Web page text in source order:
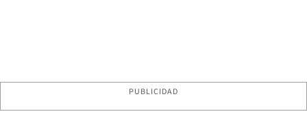
PUBLICIDAD